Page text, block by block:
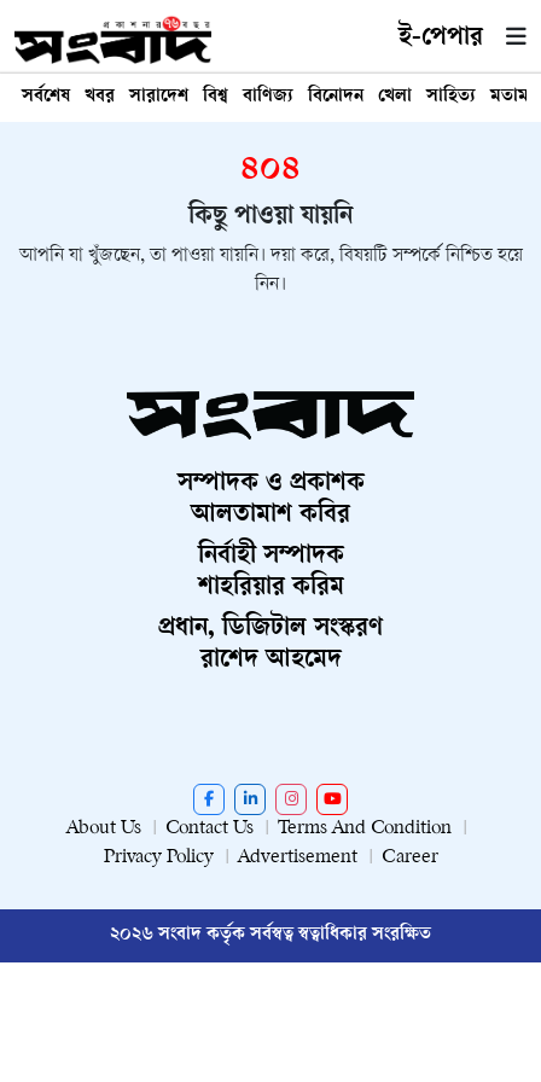
ই-পেপার
সর্বশেষ খবর সারাদেশ বিশ্ব বাণিজ্য বিনোদন খেলা সাহিত্য মতামত
৪০৪
কিছু পাওয়া যায়নি
আপনি যা খুঁজছেন, তা পাওয়া যায়নি। দয়া করে, বিষয়টি সম্পর্কে নিশ্চিত হয়ে
নিন।
সম্পাদক ও প্রকাশক
আলতামাশ কবির
নির্বাহী সম্পাদক
শাহরিয়ার করিম
প্রধান, ডিজিটাল সংস্করণ
রাশেদ আহমেদ
About Us Contact Us
Terms And Condition
Privacy Policy
Advertisement Career
২০২৬ সংবাদ কর্তৃক সর্বস্বত্ব স্বত্বাধিকার সংরক্ষিত